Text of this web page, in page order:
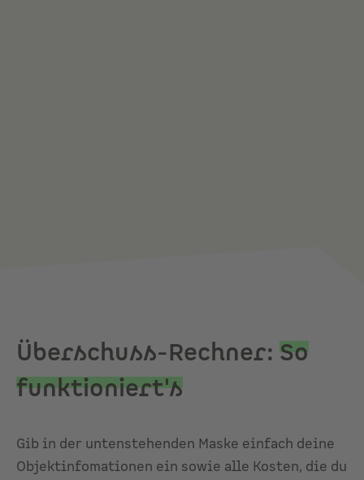
Überschuss-Rechner: So
funktioniert's
Gib in der untenstehenden Maske einfach deine
Objektinfomationen ein sowie alle Kosten, die du